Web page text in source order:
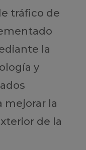
tráfico de
la
y
mejorar la
de la